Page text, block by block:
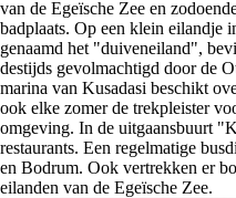
van de Egeïsche Zee en
badplaats. Op een klein eilandje
genaamd het "duiveneiland",
destijds gevolmachtigd door de
marina van Kusadasi beschikt
ook elke zomer de trekpleister
omgeving. In de uitgaansbuurt
restaurants. Een regelmatige
en Bodrum. Ook vertrekken er
eilanden van de Egeïsche Zee.